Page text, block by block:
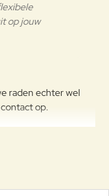
op jouw
raden echter wel
op.